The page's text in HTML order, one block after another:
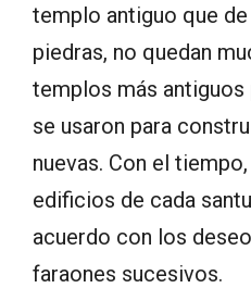
templo antiguo que
piedras, no quedan
templos más
se usaron para
nuevas. Con el
edificios de cada
acuerdo con los
faraones sucesivos.